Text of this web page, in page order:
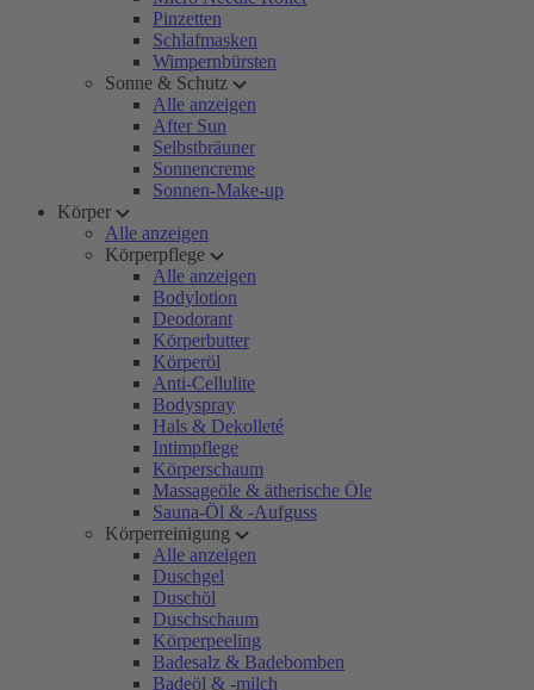
Pinzetten
Schlafmasken
Wimpernbürsten
Sonne & Schutz
Alle anzeigen
After Sun
Selbstbräuner
Sonnencreme
Sonnen-Make-up
Körper
Alle anzeigen
Körperpflege
Alle anzeigen
Bodylotion
Deodorant
Körperbutter
Körperöl
Anti-Cellulite
Bodyspray
Hals & Dekolleté
Intimpflege
Körperschaum
Massageöle & ätherische Öle
Sauna-Öl & -Aufguss
Körperreinigung
Alle anzeigen
Duschgel
Duschöl
Duschschaum
Körperpeeling
Badesalz & Badebomben
Badeöl & -milch